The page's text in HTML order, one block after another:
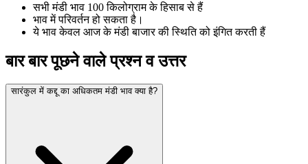
सभी मंडी भाव 100 किलोग्राम के हिसाब से हैं
भाव में परिवर्तन हो सकता है।
ये भाव केवल आज के मंडी बाजार की स्थिति को इंगित करती हैं
बार बार पूछने वाले प्रश्न व उत्तर
सारंकुल में कद्दू का अधिकतम मंडी भाव क्या है?